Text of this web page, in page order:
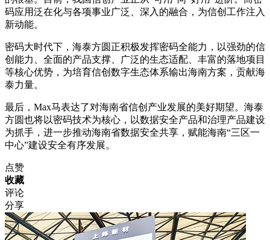
码应用泛在化与各项事业广泛、深入的融合，为信创工作注入
新动能。
密码大时代下，海泰方圆正积极发挥密码全能力，以强劲的信
创能力、全面的产品支撑、广泛的生态适配、丰富的落地项目
等核心优势，为培育信创数字生态体系输出海南方案，贡献海
泰力量。
最后，Max马表达了对海南省信创产业发展的美好期望。海泰
方圆也将以密码技术为核心，以数据安全产品和治理产品建设
为抓手，进一步推动海南省数据安全共享，赋能海南“三区一
中心”建设安全有序发展。
点赞
收藏
评论
分享